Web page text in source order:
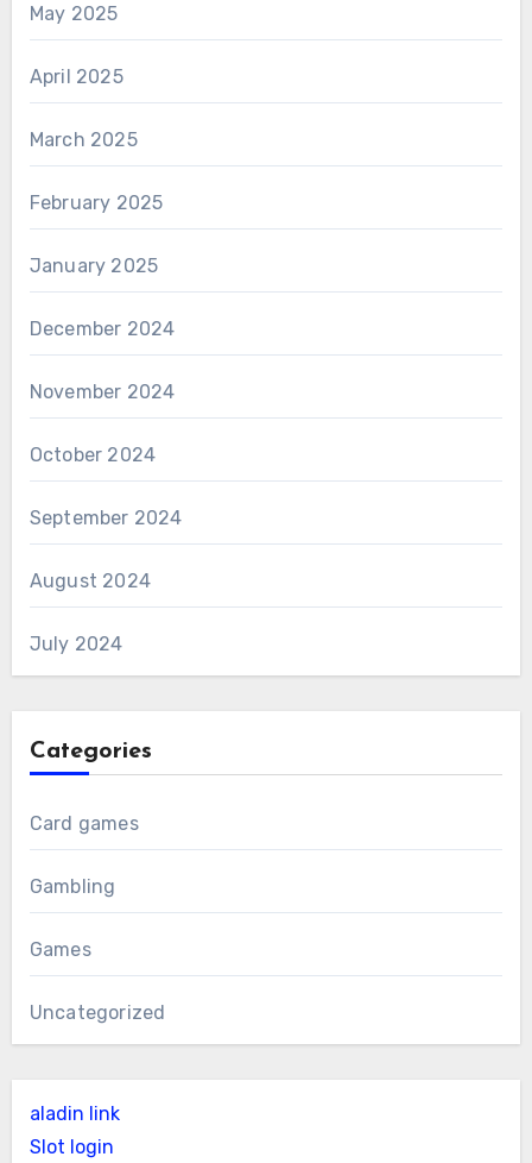
May 2025
April 2025
March 2025
February 2025
January 2025
December 2024
November 2024
October 2024
September 2024
August 2024
July 2024
Categories
Card games
Gambling
Games
Uncategorized
aladin link
Slot login